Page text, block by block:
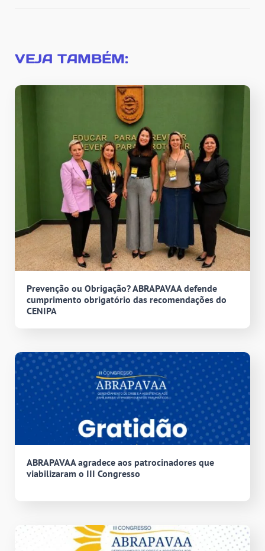
VEJA TAMBÉM:
Prevenção ou Obrigação? ABRAPAVAA defende
cumprimento obrigatório das recomendações do
CENIPA
ABRAPAVAA agradece aos patrocinadores que
viabilizaram o III Congresso